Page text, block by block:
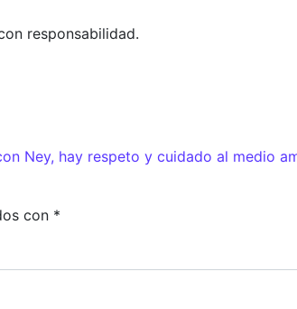
responsabilidad.
Ney, hay respeto y cuidado al medio
con *